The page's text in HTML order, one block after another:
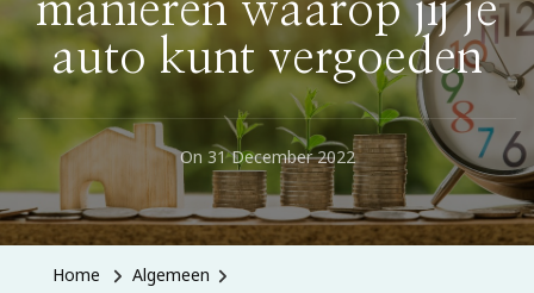
manieren waarop jij je
auto kunt vergoeden
On 31 December 2022
Home
Algemeen